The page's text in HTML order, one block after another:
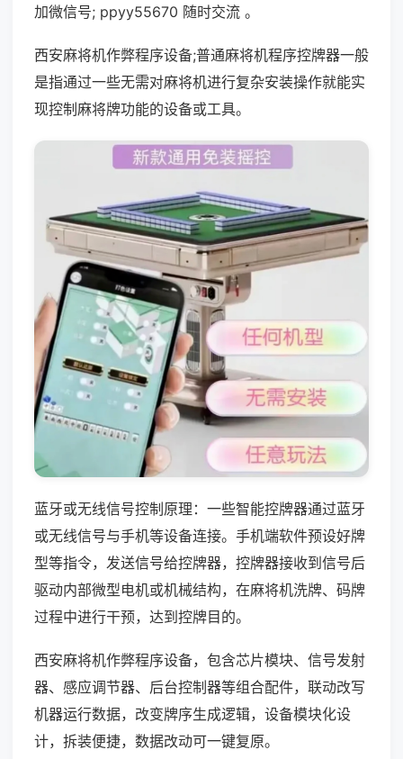
加微信号; ppyy55670 随时交流 。
西安麻将机作弊程序设备;普通麻将机程序控牌器一般
是指通过一些无需对麻将机进行复杂安装操作就能实
现控制麻将牌功能的设备或工具。
蓝牙或无线信号控制原理：一些智能控牌器通过蓝牙
或无线信号与手机等设备连接。手机端软件预设好牌
型等指令，发送信号给控牌器，控牌器接收到信号后
驱动内部微型电机或机械结构，在麻将机洗牌、码牌
过程中进行干预，达到控牌目的。
西安麻将机作弊程序设备，包含芯片模块、信号发射
器、感应调节器、后台控制器等组合配件，联动改写
机器运行数据，改变牌序生成逻辑，设备模块化设
计，拆装便捷，数据改动可一键复原。